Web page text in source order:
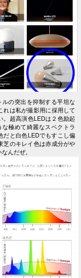
の突出を抑制する平坦な
れは私が撮影用に採用して
。超高演色LEDは２色励起
極めて綺麗なスペクトラ
だと白色LEDでもすこし偏
芝のキレイ色は赤成分がや
んだぜ。